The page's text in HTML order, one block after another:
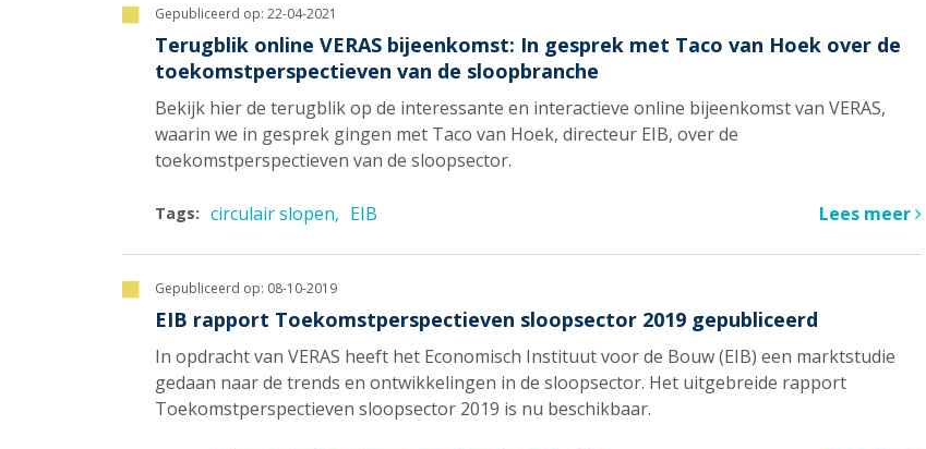
Gepubliceerd op: 22-04-2021
Terugblik online VERAS bijeenkomst: In gesprek met Taco van Hoek over de
toekomstperspectieven van de sloopbranche
Bekijk hier de terugblik op de interessante en interactieve online bijeenkomst van VERAS,
waarin we in gesprek gingen met Taco van Hoek, directeur EIB, over de
toekomstperspectieven van de sloopsector.
Tags: circulair slopen EIB Lees meer
Gepubliceerd op: 08-10-2019
EIB rapport Toekomstperspectieven sloopsector 2019 gepubliceerd
In opdracht van VERAS heeft het Economisch Instituut voor de Bouw (EIB) een marktstudie
gedaan naar de trends en ontwikkelingen in de sloopsector. Het uitgebreide rapport
Toekomstperspectieven sloopsector 2019 is nu beschikbaar.